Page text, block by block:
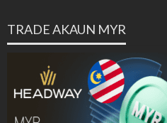
TRADE AKAUN MYR